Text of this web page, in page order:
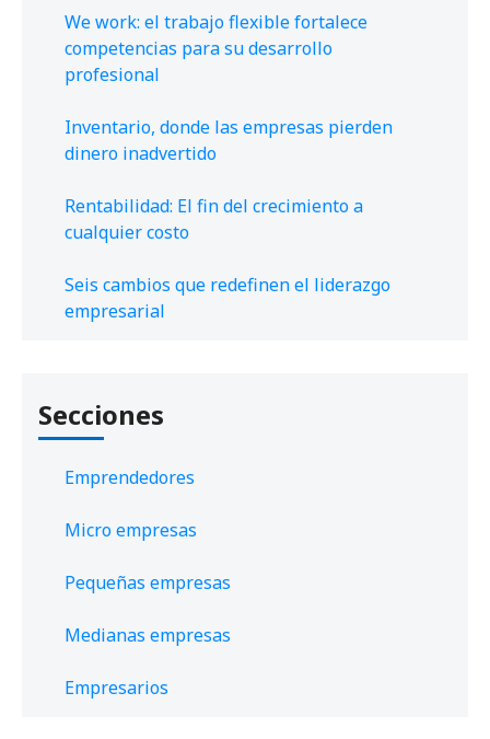
We work: el trabajo flexible fortalece
competencias para su desarrollo
profesional
Inventario, donde las empresas pierden
dinero inadvertido
Rentabilidad: El fin del crecimiento a
cualquier costo
Seis cambios que redefinen el liderazgo
empresarial
Secciones
Emprendedores
Micro empresas
Pequeñas empresas
Medianas empresas
Empresarios